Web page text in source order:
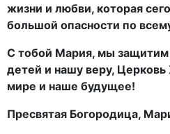
жизни и любви, которая
большой опасности по
С тобой Мария, мы
детей и нашу веру,
мире и наше будущее!
Пресвятая Богородица,